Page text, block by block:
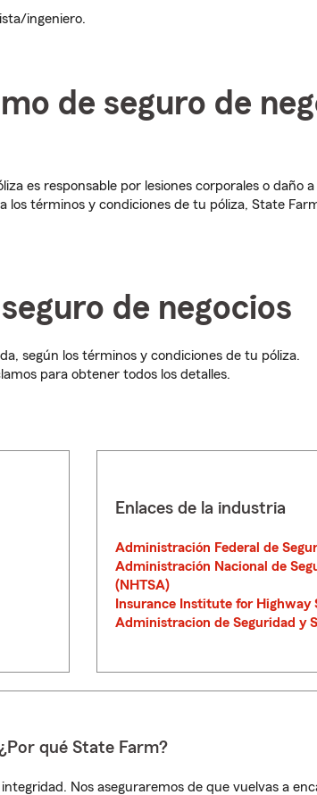
ingeniero.
de seguro de
es responsable por lesiones corporales o
términos y condiciones de tu póliza, State
de negocios
según los términos y condiciones de tu póliza.
para obtener todos los detalles.
Enlaces de la industria
Administración Federal de
Administración Nacional de
(NHTSA)
Insurance Institute for Highway
Administracion de Seguridad y
¿Por qué State Farm?
Nos aseguraremos de que vuelvas a